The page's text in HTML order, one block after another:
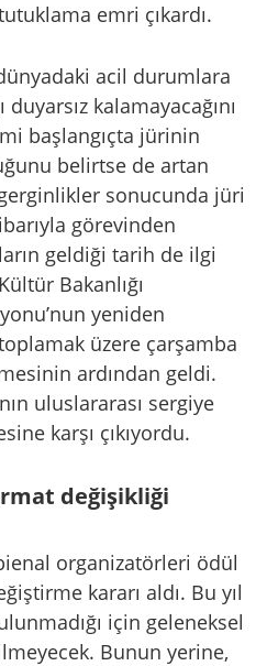
emri çıkardı.
acil durumlara
kalamayacağını
başlangıçta jürinin
belirtse de artan
sonucunda jüri
görevinden
geldiği tarih de ilgi
Bakanlığı
yeniden
üzere çarşamba
ardından geldi.
uluslararası sergiye
karşı çıkıyordu.
değişikliği
organizatörleri ödül
kararı aldı. Bu yıl
için geleneksel
Bunun yerine,